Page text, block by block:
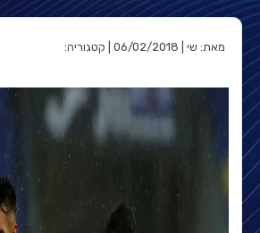
מאת: שי | 06/02/2018 | קטגוריה: